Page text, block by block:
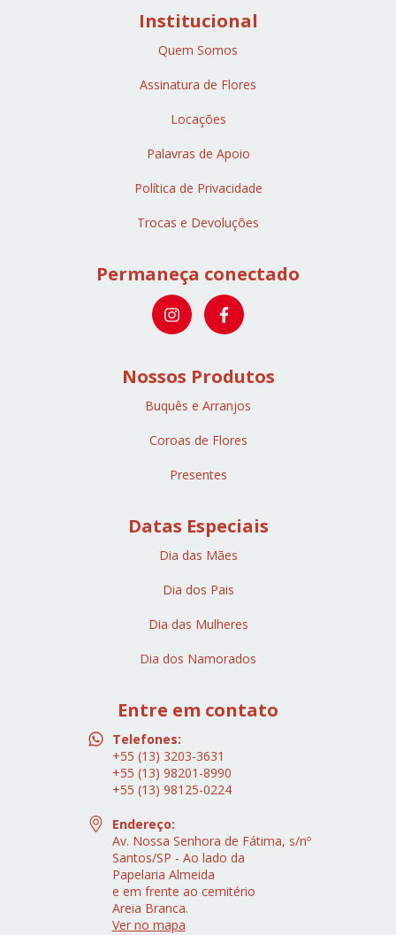
Institucional
Quem Somos
Assinatura de Flores
Locações
Palavras de Apoio
Política de Privacidade
Trocas e Devoluções
Permaneça conectado
Nossos Produtos
Buquês e Arranjos
Coroas de Flores
Presentes
Datas Especiais
Dia das Mães
Dia dos Pais
Dia das Mulheres
Dia dos Namorados
Entre em contato
Telefones:
+55 (13) 3203-3631
+55 (13) 98201-8990
+55 (13) 98125-0224
Endereço:
Av. Nossa Senhora de Fátima, s/nº
Santos/SP - Ao lado da
Papelaria Almeida
e em frente ao cemitério
Areia Branca.
Ver no mapa